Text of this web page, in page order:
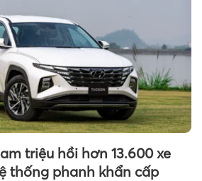
triệu hồi hơn 13.600 xe
thống phanh khẩn cấp